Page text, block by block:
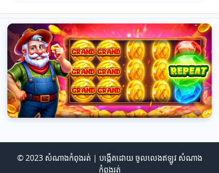
© 2023 សំណាងកំពុងរត់ | បង្កើតដោយ ចូលលេងឥឡូវ សំណាង
កំពុងរត់